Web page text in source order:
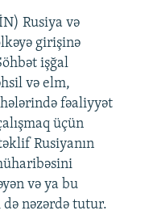
Rusiya və
girişinə
işğal
və elm,
fəaliyyət
üçün
Rusiyanın
və ya bu
nəzərdə tutur.